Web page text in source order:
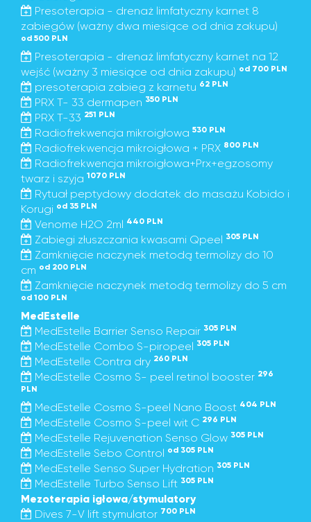
Presoterapia - drenaż limfatyczny karnet 8
zabiegów (ważny dwa miesiące od dnia zakupu)
od 500 PLN
Presoterapia - drenaż limfatyczny karnet na 12
wejść (ważny 3 miesiące od dnia zakupu) od 700 PLN
presoterapia zabieg z karnetu 62 PLN
PRX T- 33 dermapen 350 PLN
PRX T-33 251 PLN
Radiofrekwencja mikroigłowa 530 PLN
Radiofrekwencja mikroigłowa + PRX 800 PLN
Radiofrekwencja mikroigłowa+Prx+egzosomy
twarz i szyja 1070 PLN
Rytuał peptydowy dodatek do masażu Kobido i
Korugi od 35 PLN
Venome H2O 2ml 440 PLN
Zabiegi złuszczania kwasami Qpeel 305 PLN
Zamknięcie naczynek metodą termolizy do 10
cm od 200 PLN
Zamknięcie naczynek metodą termolizy do 5 cm
od 100 PLN
MedEstelle
MedEstelle Barrier Senso Repair 305 PLN
MedEstelle Combo S-piropeel 305 PLN
MedEstelle Contra dry 260 PLN
MedEstelle Cosmo S- peel retinol booster 296
PLN
MedEstelle Cosmo S-peel Nano Boost 404 PLN
MedEstelle Cosmo S-peel wit C 296 PLN
MedEstelle Rejuvenation Senso Glow 305 PLN
MedEstelle Sebo Control od 305 PLN
MedEstelle Senso Super Hydration 305 PLN
MedEstelle Turbo Senso Lift 305 PLN
Mezoterapia igłowa/stymulatory
Dives 7-V lift stymulator 700 PLN